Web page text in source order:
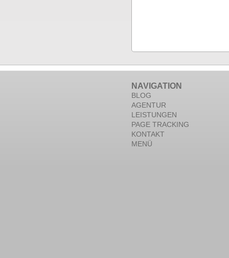
NAVIGATION
BLOG
AGENTUR
LEISTUNGEN
PAGE TRACKING
KONTAKT
MENÜ